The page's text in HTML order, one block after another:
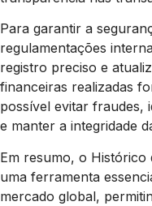
Para garantir a
regulamentações
registro preciso e
financeiras realizadas
possível evitar fraudes,
e manter a integridade
Em resumo, o Histórico
uma ferramenta
mercado global,